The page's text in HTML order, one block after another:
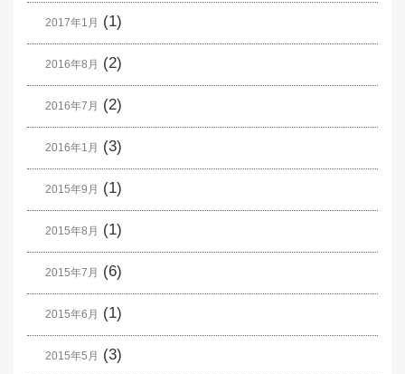
2017年1月 (1)
2016年8月 (2)
2016年7月 (2)
2016年1月 (3)
2015年9月 (1)
2015年8月 (1)
2015年7月 (6)
2015年6月 (1)
2015年5月 (3)